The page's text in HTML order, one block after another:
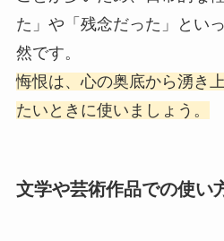
た」や「残念だった」とい
然です。
悔恨は、心の奥底から湧き
たいときに使いましょう。
文学や芸術作品での使い